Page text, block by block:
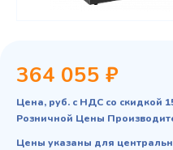
364 055 ₽
Цена, руб. с НДС со скидкой
Розничной Цены
Цены указаны для